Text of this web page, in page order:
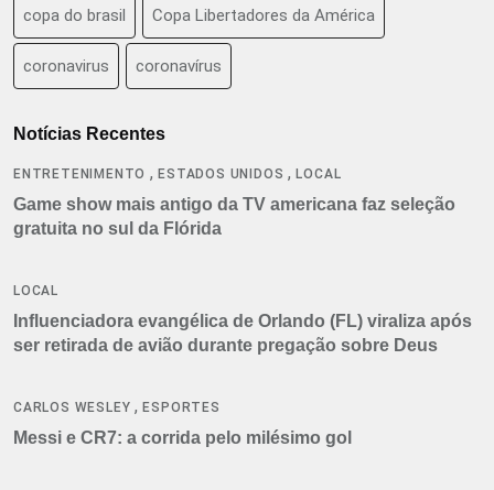
copa do brasil Copa Libertadores da América
coronavirus coronavírus
Notícias Recentes
ENTRETENIMENTO ,ESTADOS UNIDOS ,LOCAL
Game show mais antigo da TV americana faz seleção
gratuita no sul da Flórida
LOCAL
Influenciadora evangélica de Orlando (FL) viraliza após
ser retirada de avião durante pregação sobre Deus
CARLOS WESLEY ,ESPORTES
Messi e CR7: a corrida pelo milésimo gol